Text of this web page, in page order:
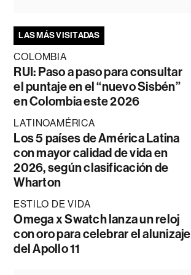
LAS MÁS VISITADAS
COLOMBIA
RUI: Paso a paso para consultar
el puntaje en el “nuevo Sisbén”
en Colombia este 2026
LATINOAMÉRICA
Los 5 países de América Latina
con mayor calidad de vida en
2026, según clasificación de
Wharton
ESTILO DE VIDA
Omega x Swatch lanza un reloj
con oro para celebrar el alunizaje
del Apollo 11